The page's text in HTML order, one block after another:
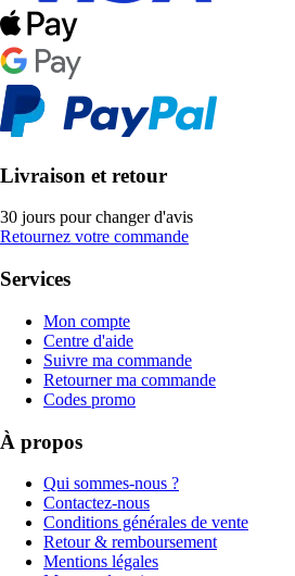
Livraison et retour
30 jours pour changer d'avis
Retournez votre commande
Services
Mon compte
Centre d'aide
Suivre ma commande
Retourner ma commande
Codes promo
À propos
Qui sommes-nous ?
Contactez-nous
Conditions générales de vente
Retour & remboursement
Mentions légales